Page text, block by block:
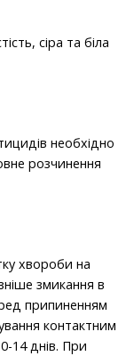
сіра та біла
необхідно
розчинення
хвороби на
змикання в
припиненням
контактним
14 днів. При